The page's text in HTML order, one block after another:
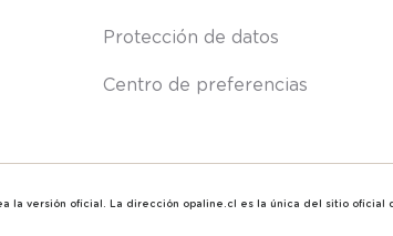
Protección de datos
Centro de preferencias
versión oficial. La dirección opaline.cl es la única del sitio oficial